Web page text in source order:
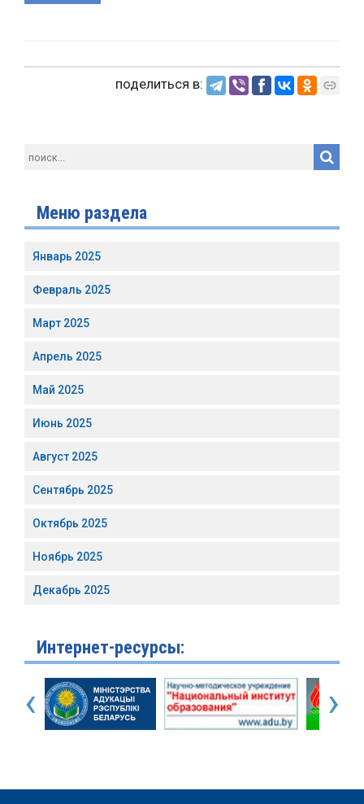
поделиться в:
Меню раздела
Январь 2025
Февраль 2025
Март 2025
Апрель 2025
Май 2025
Июнь 2025
Август 2025
Сентябрь 2025
Октябрь 2025
Ноябрь 2025
Декабрь 2025
Интернет-ресурсы:
‹ ›